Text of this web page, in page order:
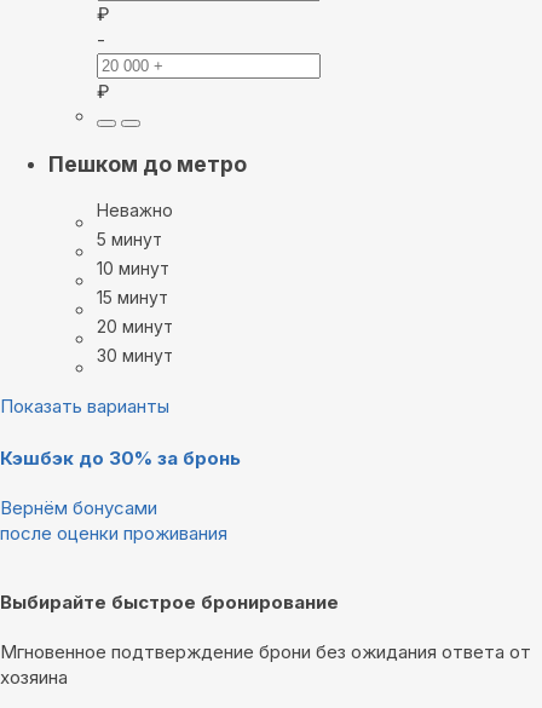
₽
-
₽
Пешком до метро
Неважно
5 минут
10 минут
15 минут
20 минут
30 минут
Показать варианты
Кэшбэк до 30% за бронь
Вернём бонусами
после оценки проживания
Выбирайте быстрое бронирование
Мгновенное подтверждение брони без ожидания ответа от
хозяина